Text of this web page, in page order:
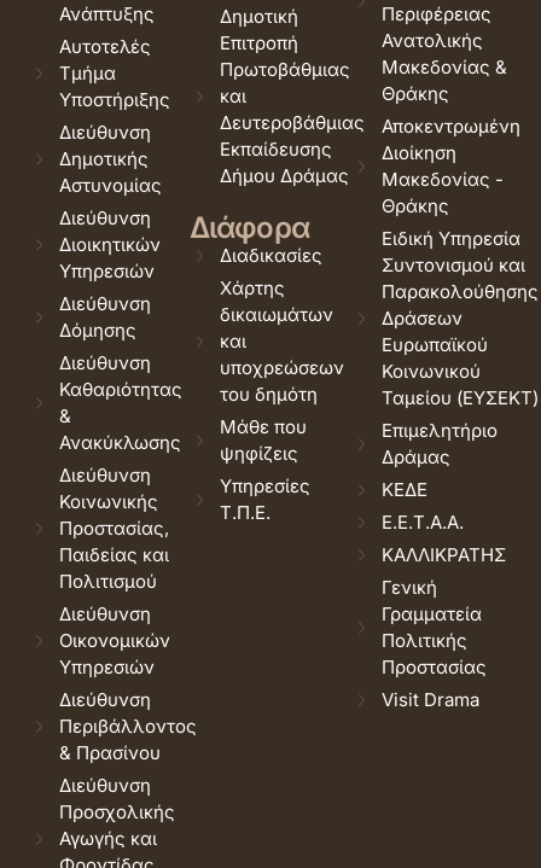
Ανάπτυξης
Αυτοτελές
Τμήμα
Υποστήριξης
Διεύθυνση
Δημοτικής
Αστυνομίας
Διεύθυνση
Διοικητικών
Υπηρεσιών
Διεύθυνση
Δόμησης
Διεύθυνση
Καθαριότητας
&
Ανακύκλωσης
Διεύθυνση
Κοινωνικής
Προστασίας,
Παιδείας και
Πολιτισμού
Διεύθυνση
Οικονομικών
Υπηρεσιών
Διεύθυνση
Περιβάλλοντος
& Πρασίνου
Διεύθυνση
Προσχολικής
Αγωγής και
Δημοτική
Επιτροπή
Πρωτοβάθμιας
και
Δευτεροβάθμιας
Εκπαίδευσης
Δήμου Δράμας
Διάφορα
Διαδικασίες
Χάρτης
δικαιωμάτων
και
υποχρεώσεων
του δημότη
Μάθε που
ψηφίζεις
Υπηρεσίες
Τ.Π.Ε.
Περιφέρειας
Ανατολικής
Μακεδονίας &
Θράκης
Αποκεντρωμένη
Διοίκηση
Μακεδονίας -
Θράκης
Ειδική Υπηρεσία
Συντονισμού και
Παρακολούθησης
Δράσεων
Ευρωπαϊκού
Κοινωνικού
Ταμείου (ΕΥΣΕΚΤ)
Επιμελητήριο
Δράμας
ΚΕΔΕ
Ε.Ε.Τ.Α.Α.
ΚΑΛΛΙΚΡΑΤΗΣ
Γενική
Γραμματεία
Πολιτικής
Προστασίας
Visit Drama